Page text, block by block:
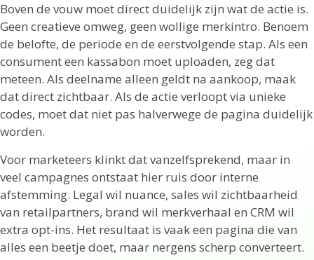
Boven de vouw moet direct duidelijk zijn wat de actie is.
Geen creatieve omweg, geen wollige merkintro. Benoem
de belofte, de periode en de eerstvolgende stap. Als een
consument een kassabon moet uploaden, zeg dat
meteen. Als deelname alleen geldt na aankoop, maak
dat direct zichtbaar. Als de actie verloopt via unieke
codes, moet dat niet pas halverwege de pagina duidelijk
worden.
Voor marketeers klinkt dat vanzelfsprekend, maar in
veel campagnes ontstaat hier ruis door interne
afstemming. Legal wil nuance, sales wil zichtbaarheid
van retailpartners, brand wil merkverhaal en CRM wil
extra opt-ins. Het resultaat is vaak een pagina die van
alles een beetje doet, maar nergens scherp converteert.